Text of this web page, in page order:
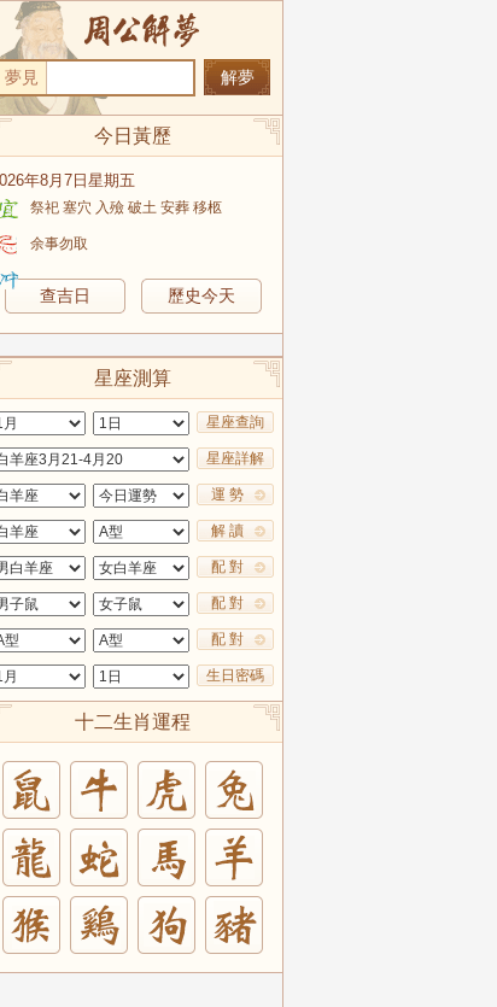
夢見
今日黃歷
年8月7日星期五
祭祀 塞穴 入殮 破土 安葬 移柩
余事勿取
查吉日 歷史今天
星座測算
星座查詢
星座詳解
運 勢
解 讀
配 對
配 對
配 對
生日密碼
十二生肖運程